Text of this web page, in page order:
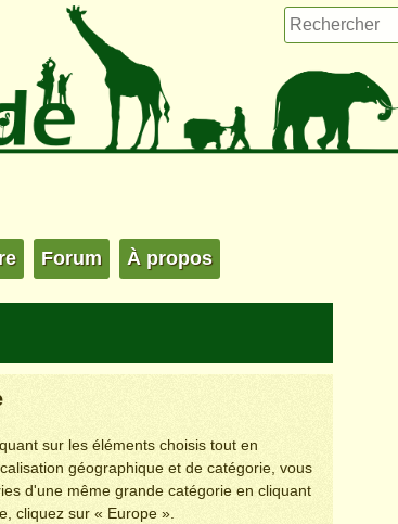
Forum À propos
sur les éléments choisis tout en
géographique et de catégorie, vous
d'une même grande catégorie en cliquant
cliquez sur « Europe ».